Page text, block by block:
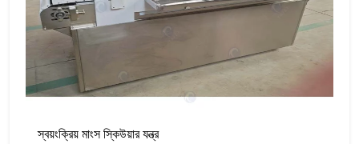
স্বয়ংক্রিয় মাংস স্কিউয়ার যন্ত্র